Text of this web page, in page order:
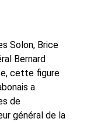
Solon, Brice
Bernard
cette figure
a
de
général de la